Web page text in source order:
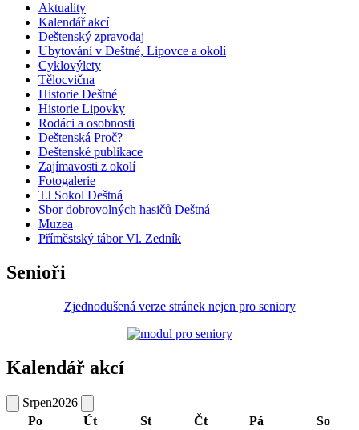
Aktuality
Kalendář akcí
Deštenský zpravodaj
Ubytování v Deštné, Lipovce a okolí
Cyklovýlety
Tělocvična
Historie Deštné
Historie Lipovky
Rodáci a osobnosti
Deštenská Proč?
Deštenské publikace
Zajímavosti z okolí
Fotogalerie
TJ Sokol Deštná
Sbor dobrovolných hasičů Deštná
Muzea
Příměstský tábor Vl. Zedník
Senioři
Zjednodušená verze stránek nejen pro seniory
Kalendář akcí
Srpen2026
Po
Út St Čt Pá So